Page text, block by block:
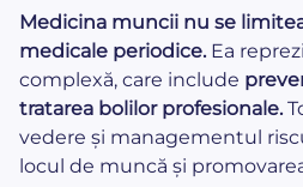
Medicina muncii nu se
medicale periodice. Ea
complexă, care include
tratarea bolilor profesionale.
vedere și managementul
locul de muncă și